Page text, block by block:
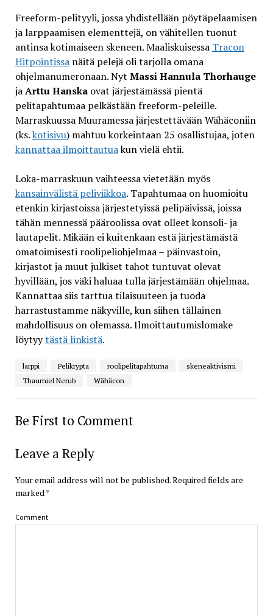
Freeform-pelityyli, jossa yhdistellään pöytäpelaamisen
ja larppaamisen elementtejä, on vähitellen tuonut
antinsa kotimaiseen skeneen. Maaliskuisessa Tracon
Hitpointissanäitä pelejä oli tarjolla omana
ohjelmanumeronaan. Nyt Massi Hannula Thorhauge
jaArttu Hanskaovat järjestämässä pientä
pelitapahtumaa pelkästään freeform-peleille.
Marraskuussa Muuramessa järjestettävään Wähäconiin
(ks.kotisivu) mahtuu korkeintaan 25 osallistujaa, joten
kannattaa ilmoittautuakun vielä ehtii.
Loka-marraskuun vaihteessa vietetään myös
kansainvälistä peliviikkoa. Tapahtumaa on huomioitu
etenkin kirjastoissa järjestetyissä pelipäivissä, joissa
tähän mennessä pääroolissa ovat olleet konsoli- ja
lautapelit. Mikään ei kuitenkaan estä järjestämästä
omatoimisesti roolipeliohjelmaa – päinvastoin,
kirjastot ja muut julkiset tahot tuntuvat olevat
hyvillään, jos väki haluaa tulla järjestämään ohjelmaa.
Kannattaa siis tarttua tilaisuuteen ja tuoda
harrastustamme näkyville, kun siihen tällainen
mahdollisuus on olemassa. Ilmoittautumislomake
löytyytästä linkistä.
larppi Pelikrypta roolipelitapahtuma
skeneaktivismi
Thaumiel Nerub
Wähäcon
Be First to Comment
Leave a Reply
Your email address will not be published.Required fields are
marked*
Comment